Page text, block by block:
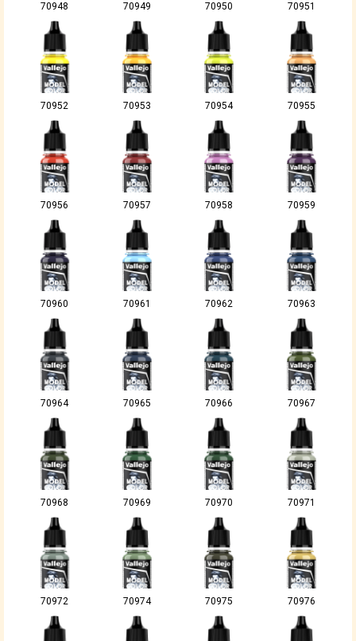
70948 70949 70950 70951
70952 70953 70954 70955
70956 70957 70958 70959
70960 70961 70962 70963
70964 70965 70966 70967
70968 70969 70970 70971
70972 70974 70975 70976